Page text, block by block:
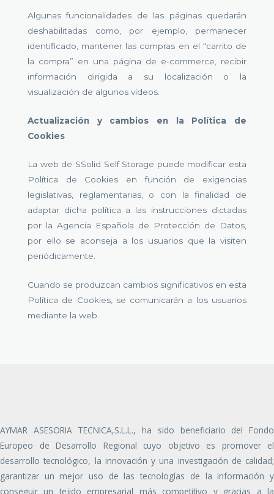
Algunas funcionalidades de las páginas quedarán
deshabilitadas como, por ejemplo, permanecer
identificado, mantener las compras en el “carrito de
la compra” en una página de e-commerce, recibir
información dirigida a su localización o la
visualización de algunos vídeos.
Actualización y cambios en la Política de
Cookies
La web de SSolid Self Storage puede modificar esta
Política de Cookies en función de exigencias
legislativas, reglamentarias, o con la finalidad de
adaptar dicha política a las instrucciones dictadas
por la Agencia Española de Protección de Datos,
por ello se aconseja a los usuarios que la visiten
periódicamente.
Cuando se produzcan cambios significativos en esta
Política de Cookies, se comunicarán a los usuarios
mediante la web.
AYMAR ASESORIA TECNICA,S.L.L., ha sido beneficiario del Fondo
Europeo de Desarrollo Regional cuyo objetivo es promover el
desarrollo tecnológico, la innovación y una investigación de calidad;
garantizar un mejor uso de las tecnologías de la información y
conseguir un tejido empresarial más competitivo y gracias a la